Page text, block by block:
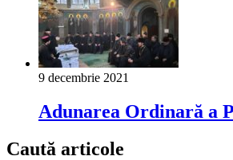
9 decembrie 2021
Adunarea Ordinară a
Caută articole